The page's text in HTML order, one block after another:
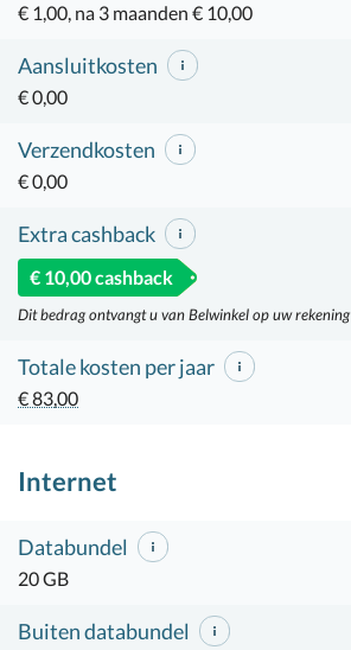
€ 1,00, na 3 maanden € 10,00
Aansluitkosten
€ 0,00
Verzendkosten
€ 0,00
Extra cashback
€ 10,00 cashback
Dit bedrag ontvangt u van Belwinkel op uw rekening
Totale kosten per jaar
€ 83,00
Internet
Databundel
20 GB
Buiten databundel